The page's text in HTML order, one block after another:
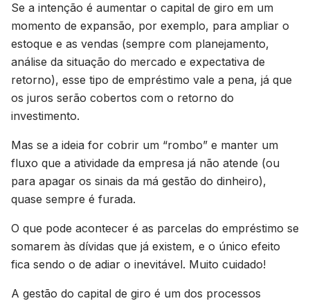
Se a intenção é aumentar o capital de giro em um
momento de expansão, por exemplo, para ampliar o
estoque e as vendas (sempre com planejamento,
análise da situação do mercado e expectativa de
retorno), esse tipo de empréstimo vale a pena, já que
os juros serão cobertos com o retorno do
investimento.
Mas se a ideia for cobrir um “rombo” e manter um
fluxo que a atividade da empresa já não atende (ou
para apagar os sinais da má gestão do dinheiro),
quase sempre é furada.
O que pode acontecer é as parcelas do empréstimo se
somarem às dívidas que já existem, e o único efeito
fica sendo o de adiar o inevitável. Muito cuidado!
A gestão do capital de giro é um dos processos